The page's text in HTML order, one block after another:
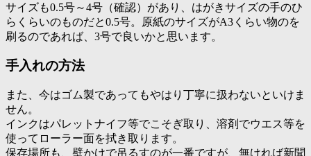
サイズも0.5号～4号（確認）があり、はがきサイズの手のひ
らくらいのものだと0.5号。原紙のサイズがA3くらい物のを
刷るのであれば、3号で良いかと思います。
手入れの方法
また、今はゴム製であってもやはり丁寧に扱わないといけま
せん。
インクはパレットナイフ等でこそぎ取り、溶剤でウエス等を
使ってローラー面を拭き取ります。
保存場所も、壁かけで吊るすのが一番ですが、無ければ新聞